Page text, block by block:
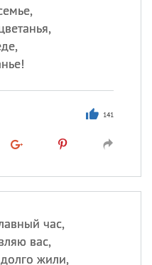
141
час,
вас,
жили,